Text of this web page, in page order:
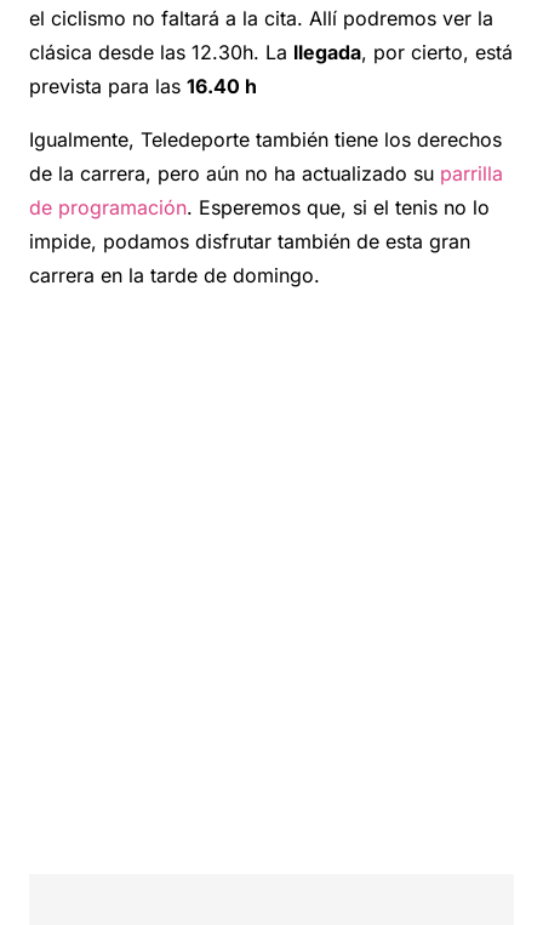
el ciclismo no faltará a la cita. Allí podremos ver la
clásica desde las 12.30h. La llegada, por cierto, está
prevista para las 16.40 h
Igualmente, Teledeporte también tiene los derechos
de la carrera, pero aún no ha actualizado su parrilla
de programación. Esperemos que, si el tenis no lo
impide, podamos disfrutar también de esta gran
carrera en la tarde de domingo.